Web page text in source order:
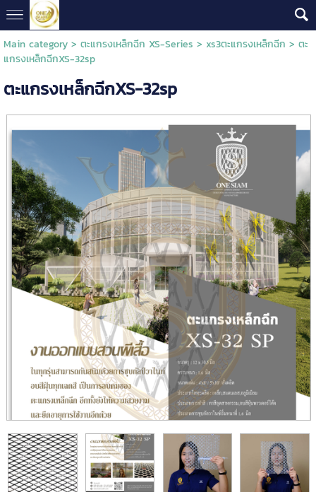
Main category> ตะแกรงเหล็กฉีก XS-Series > xs3ตะแกรงเหล็กฉีก > ตะ
แกรงเหล็กฉีกXS-32sp
ตะแกรงเหล็กฉีกXS-32sp